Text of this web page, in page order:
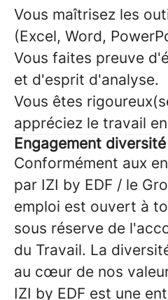
Vous maîtrisez les
(Excel, Word,
Vous faites preuve
et d'esprit d'analyse.
Vous êtes
appréciez le travail
Engagement
Conformément aux
par IZI by EDF / le
emploi est ouvert à
sous réserve de
du Travail. La
au cœur de nos
IZI by EDF est une